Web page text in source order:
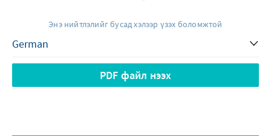
Энэ нийтлэлийг бусад хэлээр үзэх боломжтой
PDF файл нээх